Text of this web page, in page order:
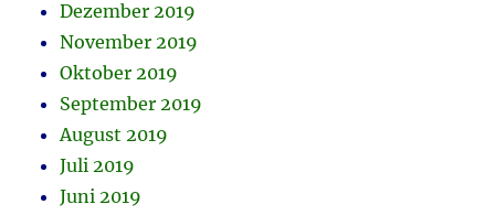
Dezember 2019
November 2019
Oktober 2019
September 2019
August 2019
Juli 2019
Juni 2019